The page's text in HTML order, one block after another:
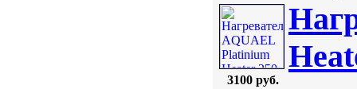
3100 руб.